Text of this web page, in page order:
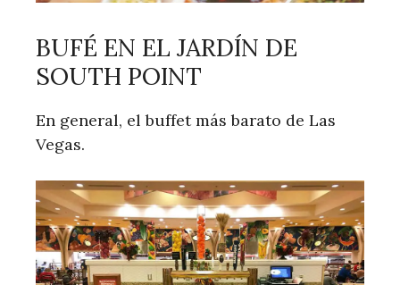
BUFÉ EN EL JARDÍN DE
SOUTH POINT
En general, el buffet más barato de Las
Vegas.